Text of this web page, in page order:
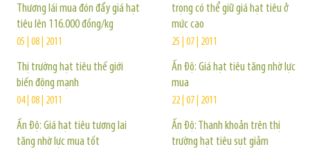
Thương lái mua đón đẩy giá hạt
tiêu lên 116.000 đồng/kg
05 | 08 | 2011
Thị trường hạt tiêu thế giới
biến động mạnh
04 | 08 | 2011
Ấn Độ: Giá hạt tiêu tương lai
tăng nhờ lực mua tốt
trọng có thể giữ giá hạt tiêu ở
mức cao
25 | 07 | 2011
Ấn Độ: Giá hạt tiêu tăng nhờ lực
mua
22 | 07 | 2011
Ấn Độ: Thanh khoản trên thị
trường hạt tiêu sụt giảm